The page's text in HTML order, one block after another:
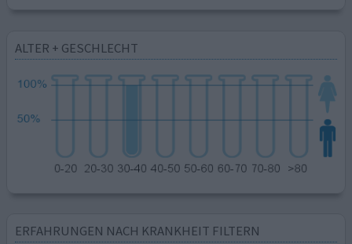
ALTER + GESCHLECHT
ERFAHRUNGEN NACH KRANKHEIT FILTERN